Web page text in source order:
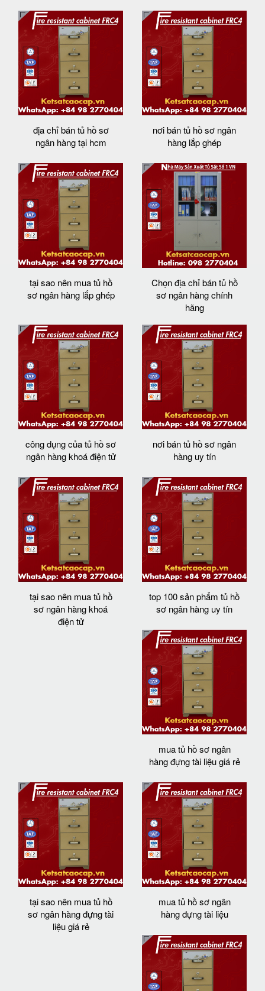
địa chỉ bán tủ hồ sơ
ngân hàng tại hcm
nơi bán tủ hồ sơ ngân
hàng lắp ghép
tại sao nên mua tủ hồ
sơ ngân hàng lắp ghép
Chọn địa chỉ bán tủ hồ
sơ ngân hàng chính
hãng
công dụng của tủ hồ sơ
ngân hàng khoá điện tử
nơi bán tủ hồ sơ ngân
hàng uy tín
tại sao nên mua tủ hồ
sơ ngân hàng khoá
điện tử
top 100 sản phẩm tủ hồ
sơ ngân hàng uy tín
mua tủ hồ sơ ngân
hàng đựng tài liệu giá rẻ
tại sao nên mua tủ hồ
sơ ngân hàng đựng tài
liệu giá rẻ
mua tủ hồ sơ ngân
hàng đựng tài liệu